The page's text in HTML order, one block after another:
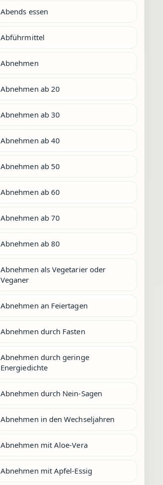
Abends essen
Abführmittel
Abnehmen
Abnehmen ab 20
Abnehmen ab 30
Abnehmen ab 40
Abnehmen ab 50
Abnehmen ab 60
Abnehmen ab 70
Abnehmen ab 80
Abnehmen als Vegetarier oder
Veganer
Abnehmen an Feiertagen
Abnehmen durch Fasten
Abnehmen durch geringe
Energiedichte
Abnehmen durch Nein-Sagen
Abnehmen in den Wechseljahren
Abnehmen mit Aloe-Vera
Abnehmen mit Apfel-Essig